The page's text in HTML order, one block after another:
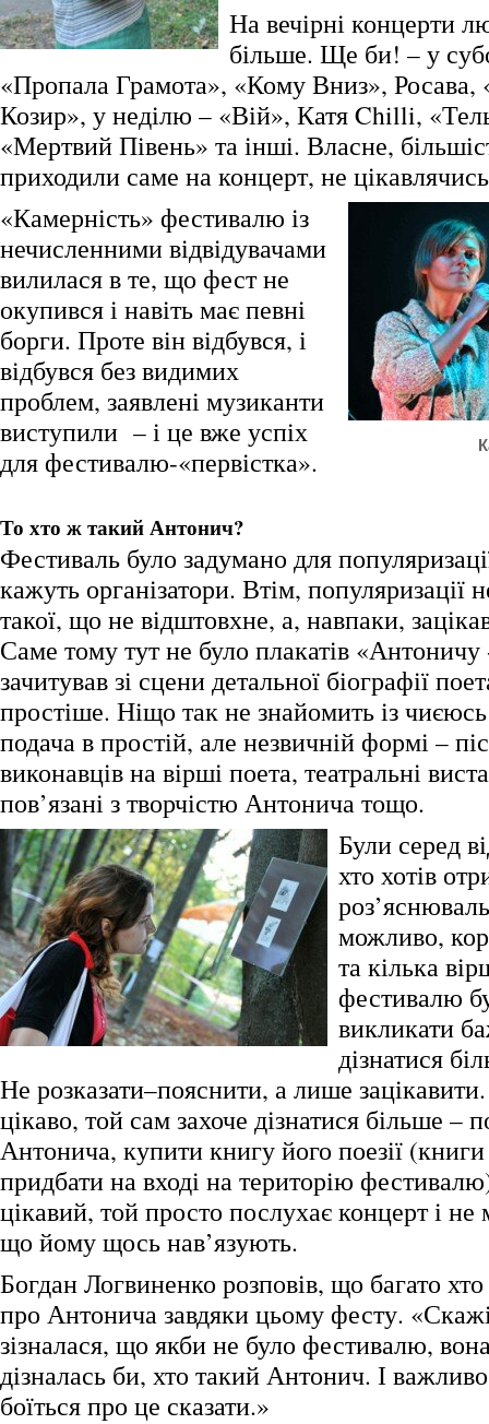
На вечірні концерти
більше. Ще би! – у
«Пропала Грамота», «Кому Вниз»,
Козир», у неділю – «Вій», Катя Chilli,
«Мертвий Півень» та інші. Власне,
приходили саме на концерт, не
«Камерність» фестивалю із
нечисленними відвідувачами
вилилася в те, що фест не
окупився і навіть має певні
борги. Проте він відбувся, і
відбувся без видимих
проблем, заявлені музиканти
виступили – і це вже успіх
для фестивалю-«первістка».
То хто ж такий Антонич?
Фестиваль було задумано для
кажуть організатори. Втім, популяризації
такої, що не відштовхне, а, навпаки,
Саме тому тут не було плакатів
зачитував зі сцени детальної біографії
простіше. Ніщо так не знайомить із чиєюсь
подача в простій, але незвичній формі –
виконавців на вірші поета, театральні
пов’язані з творчістю Антонича тощо.
Були серед
хто хотів
можливо,
та кілька
фестивалю
викликати
дізнатися
Не розказати–пояснити, а лише
цікаво, той сам захоче дізнатися більше –
Антонича, купити книгу його поезії
придбати на вході на територію
цікавий, той просто послухає концерт і не
що йому щось нав’язують.
Богдан Логвиненко розповів, що багато
про Антонича завдяки цьому фесту.
зізналася, що якби не було фестивалю,
дізналась би, хто такий Антонич. І
боїться про це сказати.»